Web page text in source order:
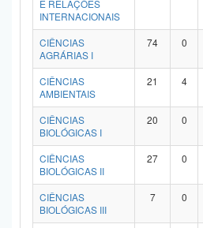
E RELAÇÕES
INTERNACIONAIS
CIÊNCIAS
AGRÁRIAS I
74 0
CIÊNCIAS
AMBIENTAIS
21 4
CIÊNCIAS
BIOLÓGICAS I
20 0
CIÊNCIAS
BIOLÓGICAS II
27 0
CIÊNCIAS
BIOLÓGICAS III
7 0